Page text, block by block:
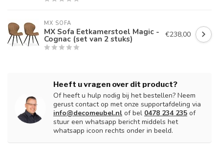
MX SOFA
MX Sofa Eetkamerstoel Magic -
Cognac (set van 2 stuks) €238,00
Heeft u vragen over dit product?
Of heeft u hulp nodig bij het bestellen? Neem
gerust contact op met onze supportafdeling via
info@decomeubel.nl of bel 0478 234 235 of
stuur een whatsapp bericht middels het
whatsapp icoon rechts onder in beeld.